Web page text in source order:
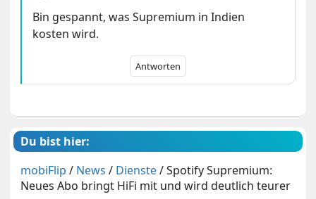
Bin gespannt, was Supremium in Indien
kosten wird.
Antworten
Du bist hier:
mobiFlip / News / Dienste/Spotify Supremium:
Neues Abo bringt HiFi mit und wird deutlich teurer